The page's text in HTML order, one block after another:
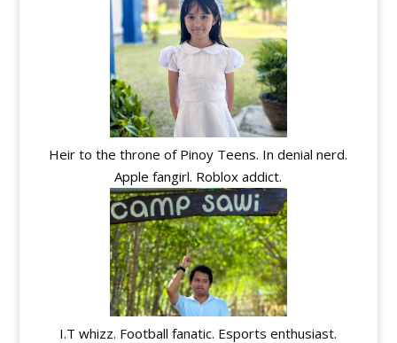
Heir to the throne of Pinoy Teens. In denial nerd.
Apple fangirl. Roblox addict.
I.T whizz. Football fanatic. Esports enthusiast.